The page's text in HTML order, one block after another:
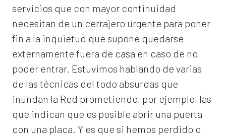
servicios que con mayor continuidad
necesitan de un cerrajero urgente para poner
fin a la inquietud que supone quedarse
externamente fuera de casa en caso de no
poder entrar. Estuvimos hablando de varias
de las técnicas del todo absurdas que
inundan la Red prometiendo, por ejemplo, las
que indican que es posible abrir una puerta
con una placa. Y es que si hemos perdido o